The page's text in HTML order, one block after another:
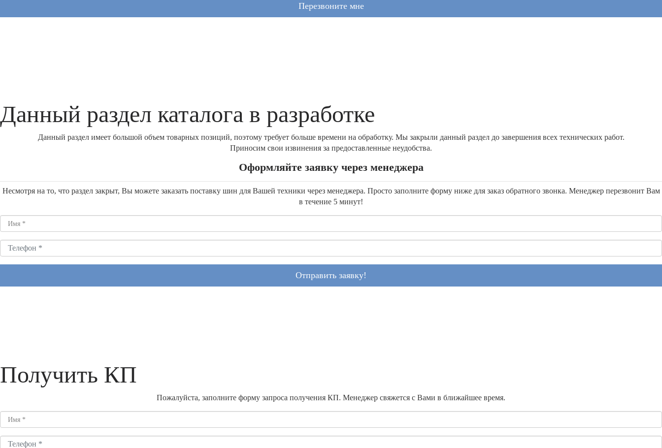
Перезвоните мне
Данный раздел каталога в разработке
Данный раздел имеет большой объем товарных позиций, поэтому требует больше времени на обработку. Мы закрыли данный раздел до завершения всех технических работ.
Приносим свои извинения за предоставленные неудобства.
Оформляйте заявку через менеджера
Несмотря на то, что раздел закрыт, Вы можете заказать поставку шин для Вашей техники через менеджера. Просто заполните форму ниже для заказ обратного звонка. Менеджер перезвонит Вам
в течение 5 минут!
Отправить заявку!
Получить КП
Пожалуйста, заполните форму запроса получения КП. Менеджер свяжется с Вами в ближайшее время.